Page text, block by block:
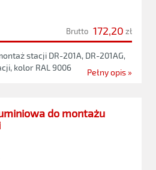
zł
172,20
Brutto
stacji DR-201A, DR-201AG,
kolor RAL 9006
Pełny opis »
do montażu